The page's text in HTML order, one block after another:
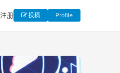
注册 投稿 Profile